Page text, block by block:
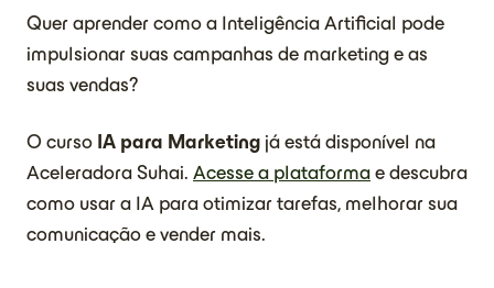
Quer aprender como a Inteligência Artificial pode
impulsionar suas campanhas de marketing e as
suas vendas?
O curso IA para Marketing já está disponível na
Aceleradora Suhai. Acesse a plataforma e descubra
como usar a IA para otimizar tarefas, melhorar sua
comunicação e vender mais.